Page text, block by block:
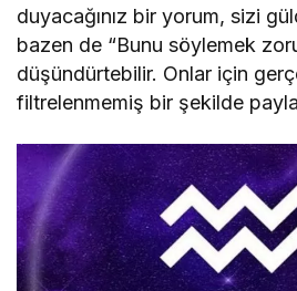
duyacağınız bir yorum, sizi
bazen de “Bunu söylemek
düşündürtebilir. Onlar için
filtrelenmemiş bir şekilde